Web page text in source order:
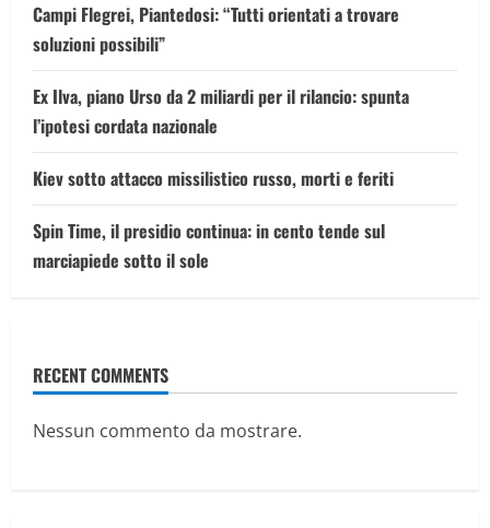
Campi Flegrei, Piantedosi: “Tutti orientati a trovare
soluzioni possibili”
Ex Ilva, piano Urso da 2 miliardi per il rilancio: spunta
l’ipotesi cordata nazionale
Kiev sotto attacco missilistico russo, morti e feriti
Spin Time, il presidio continua: in cento tende sul
marciapiede sotto il sole
RECENT COMMENTS
Nessun commento da mostrare.